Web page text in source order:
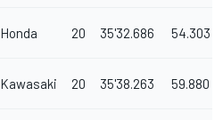
Honda 20 35'32.686 54.303
Kawasaki 20 35'38.263 59.880